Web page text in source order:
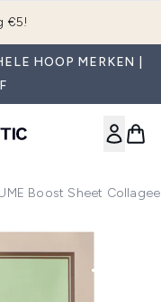
HOOP MERKEN |
Boost Sheet